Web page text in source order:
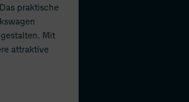
praktische
Mit
attraktive